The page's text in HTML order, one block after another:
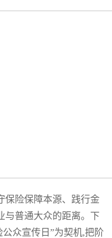
保险保障本源、践行金
与普通大众的距离。下
公众宣传日”为契机,把阶